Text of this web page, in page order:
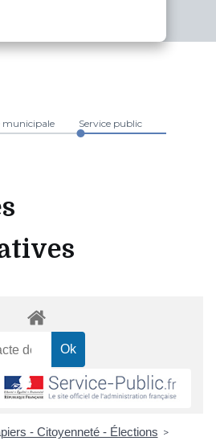
municipale Service public
- Citoyenneté - Élections >